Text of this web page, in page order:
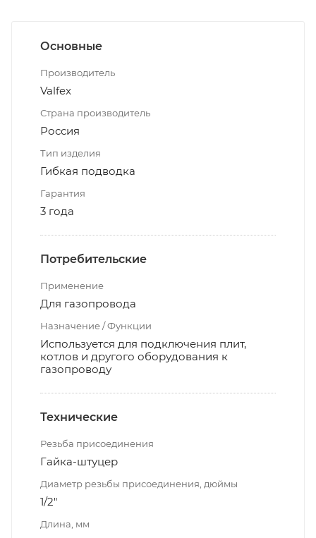
Основные
Производитель
Valfex
Страна производитель
Россия
Тип изделия
Гибкая подводка
Гарантия
3 года
Потребительские
Применение
Для газопровода
Назначение / Функции
Используется для подключения плит,
котлов и другого оборудования к
газопроводу
Технические
Резьба присоединения
Гайка-штуцер
Диаметр резьбы присоединения, дюймы
1/2"
Длина, мм